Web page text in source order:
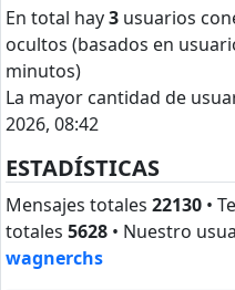
En total hay3 usuarios
ocultos (basados en
minutos)
La mayor cantidad de
2026, 08:42
ESTADÍSTICAS
Mensajes totales 22130 •
totales 5628 • Nuestro
wagnerchs